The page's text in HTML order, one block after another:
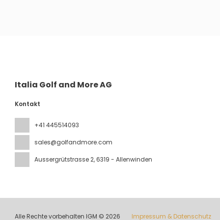
Italia Golf and More AG
Kontakt
+41 445514093
sales@golfandmore.com
Aussergrütstrasse 2, 6319 - Allenwinden
Alle Rechte vorbehalten IGM © 2026 Impressum & Datenschutz